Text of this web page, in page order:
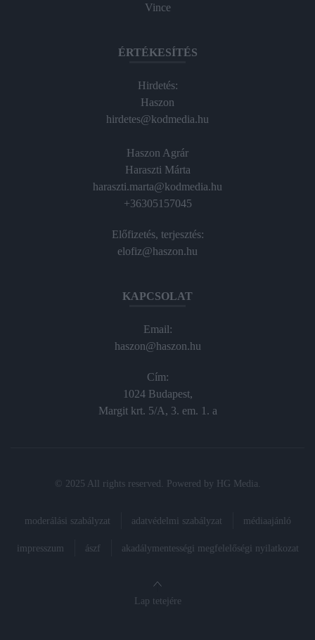
Vince
ÉRTÉKESÍTÉS
Hirdetés:
Haszon
hirdetes@kodmedia.hu
Haszon Agrár
Haraszti Márta
haraszti.marta@kodmedia.hu
+36305157045
Előfizetés, terjesztés:
elofiz@haszon.hu
KAPCSOLAT
Email:
haszon@haszon.hu
Cím:
1024 Budapest,
Margit krt. 5/A, 3. em. 1. a
© 2025 All rights reserved. Powered by HG Media
moderálási szabályzat adatvédelmi szabályzat médiaajánló
impresszum ászf akadálymentességi megfelelőségi nyilatkozat
Lap tetejére